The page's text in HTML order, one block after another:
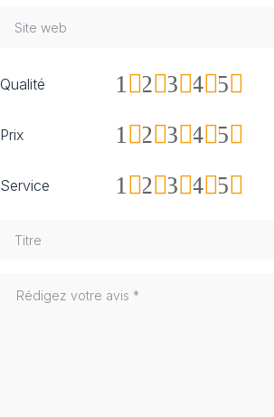
Qualité 5
4
3
2
1
Prix 5
4
3
2
1
Service 5
4
3
2
1